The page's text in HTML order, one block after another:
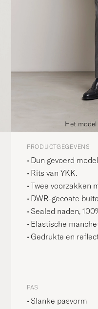
Het
PRODUCTGEGEVENS
Dun gevoerd
Rits van YKK.
Twee voorzakken
DWR-gecoate
Sealed naden,
Elastische
Gedrukte en
PAS
Slanke pasvorm